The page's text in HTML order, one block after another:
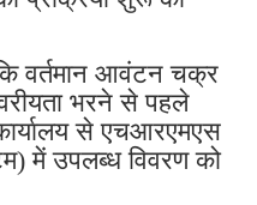
वर्तमान आवंटन चक्र
भरने से पहले
से एचआरएमएस
में उपलब्ध विवरण को